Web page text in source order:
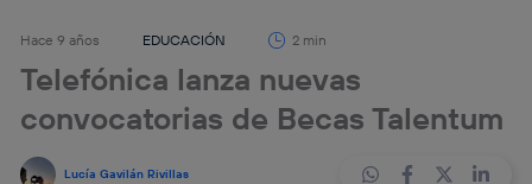
Hace 9 años EDUCACIÓN 2 min
Telefónica lanza nuevas
convocatorias de Becas Talentum
Lucía Gavilán Rivillas